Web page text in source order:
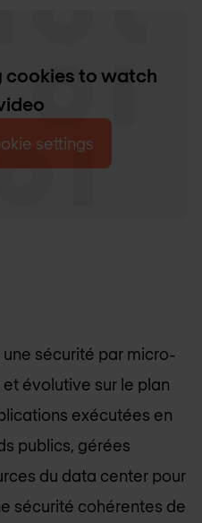
cookies to watch
settings
sécurité par micro-
évolutive sur le plan
exécutées en
publics, gérées
du data center pour
sécurité cohérentes de